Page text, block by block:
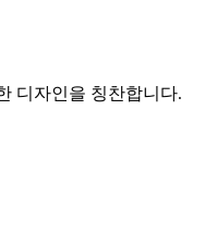
디자인을 칭찬합니다.